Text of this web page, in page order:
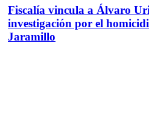
Fiscalía vincula a Álvaro
investigación por el
Jaramillo